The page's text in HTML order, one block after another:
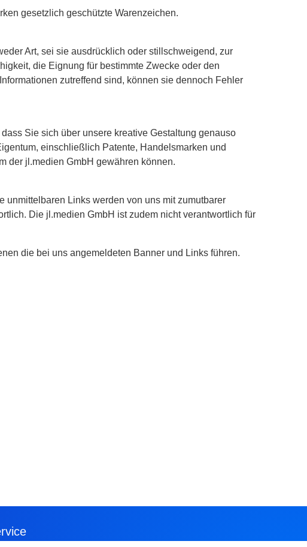
gesetzlich geschützte Warenzeichen.
Art, sei sie ausdrücklich oder stillschweigend, zur
die Eignung für bestimmte Zwecke oder den
zutreffend sind, können sie dennoch Fehler
Sie sich über unsere kreative Gestaltung genauso
einschließlich Patente, Handelsmarken und
der jl.medien GmbH gewähren können.
unmittelbaren Links werden von uns mit zumutbarer
Die jl.medien GmbH ist zudem nicht verantwortlich für
die bei uns angemeldeten Banner und Links führen.